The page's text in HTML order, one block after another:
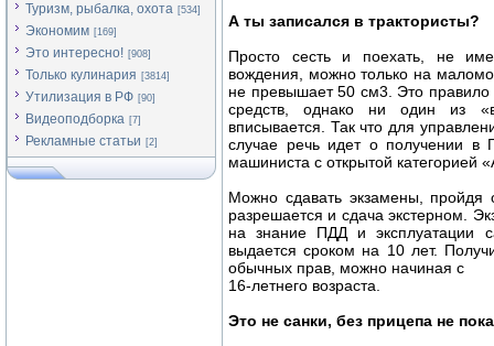
Туризм, рыбалка, охота [534]
Экономим [169]
Это интересно! [908]
Только кулинария [3814]
Утилизация в РФ [90]
Видеоподборка [7]
Рекламные статьи [2]
А ты записался в трактористы?
Просто сесть и поехать, не
вождения, можно только на
не превышает 50 см3. Это правило
средств, однако ни один из
вписывается. Так что для
случае речь идет о получении в
машиниста с открытой категорией
Можно сдавать экзамены, пройдя
разрешается и сдача экстерном.
на знание ПДД и эксплуатации
выдается сроком на 10 лет.
обычных прав, можно начиная с
16-летнего возраста.
Это не санки, без прицепа не